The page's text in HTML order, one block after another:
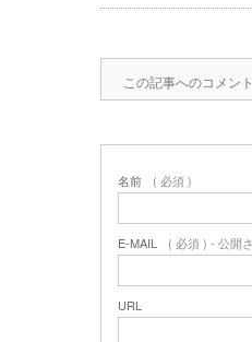
この記事へのコメン
名前 ( 必須 )
E-MAIL ( 必須 ) - 公開
URL